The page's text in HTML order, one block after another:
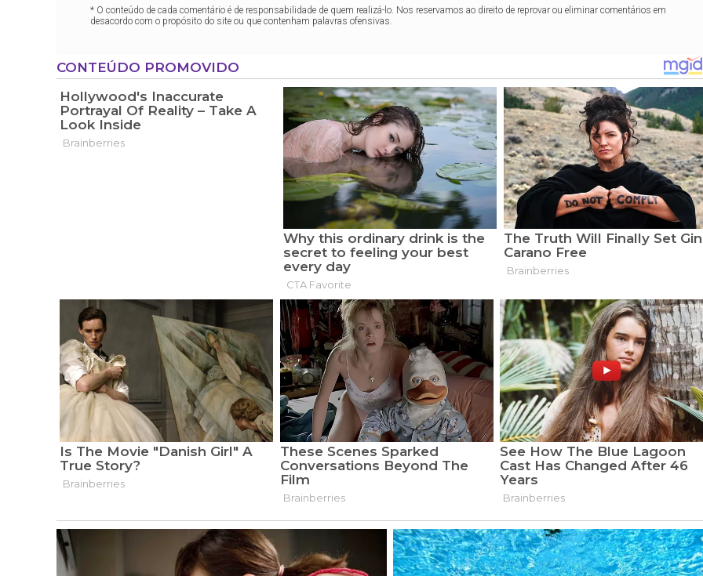
* O conteúdo de cada comentário é de responsabilidade de quem realizá-lo. Nos reservamos ao direito de reprovar ou eliminar comentários em
desacordo com o propósito do site ou que contenham palavras ofensivas.